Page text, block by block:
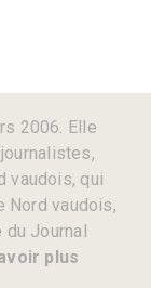
2006. Elle
vaudois, qui
Nord vaudois,
du Journal
plus